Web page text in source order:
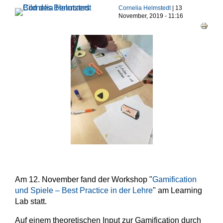
Haupt-Reiter Cornelia Helmstedt| 13
November, 2019 - 11:16
Am 12. November fand der Workshop "Gamification
und Spiele – Best Practice in der Lehre" am Learning
Lab statt.
Auf einem theoretischen Input zur Gamification durch